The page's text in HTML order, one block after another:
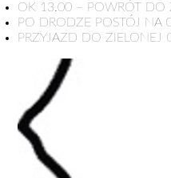
OK 13.00 – POWRÓT DO
PO DRODZE POSTÓJ NA
PRZYJAZD DO ZIELONEJ